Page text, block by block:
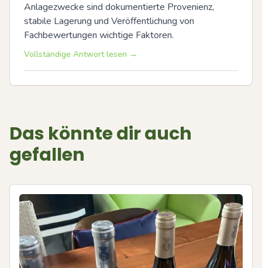
Anlagezwecke sind dokumentierte Provenienz,
stabile Lagerung und Veröffentlichung von
Fachbewertungen wichtige Faktoren.
Vollständige Antwort lesen →
Das könnte dir auch
gefallen